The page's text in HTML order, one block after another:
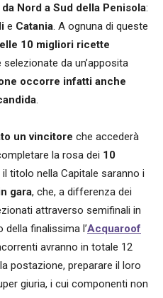
Nord a Sud della Penisola:
e Catania. A ognuna di queste
10 migliori ricette
selezionate da un’apposita
occorre infatti anche
.
un vincitore che accederà
la rosa dei 10
titolo nella Capitale saranno i
gara, che, a differenza dei
attraverso semifinali in
finalissima l’Acquaroof
avranno in totale 12
postazione, preparare il loro
giuria, i cui componenti non